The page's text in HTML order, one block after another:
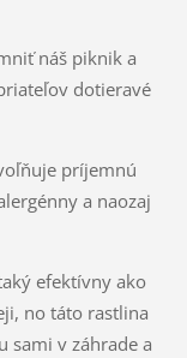
náš piknik a
dotieravé
príjemnú
a naozaj
efektívny ako
no táto rastlina
sami v záhrade a